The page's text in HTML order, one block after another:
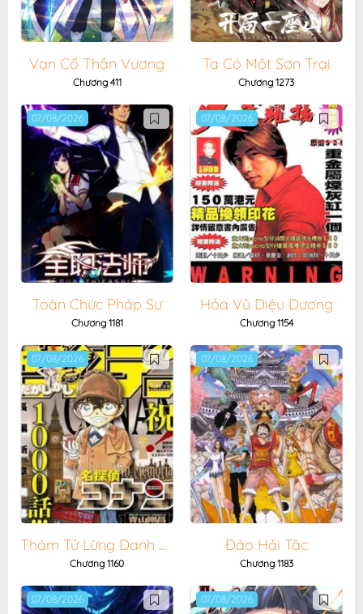
Vạn Cổ Thần Vương
Chương 411
Ta Có Một Sơn Trại
Chương 1273
07/08/2026
Toàn Chức Pháp Sư
Chương 1181
07/08/2026
Hỏa Vũ Diệu Dương
Chương 1154
07/08/2026
Thám Tử Lừng Danh Conan
Chương 1160
07/08/2026
Đảo Hải Tặc
Chương 1183
07/08/2026 07/08/2026